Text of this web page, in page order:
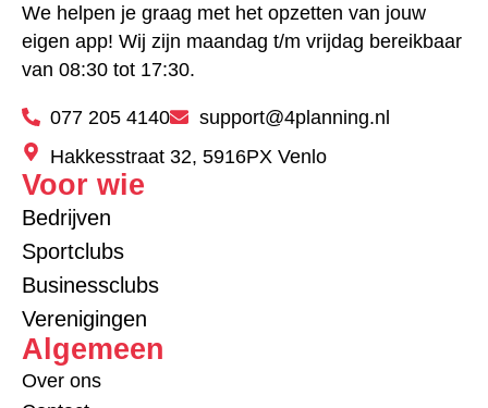
We helpen je graag met het opzetten van jouw
eigen app! Wij zijn maandag t/m vrijdag bereikbaar
van 08:30 tot 17:30.
077 205 4140
support@4planning.nl
Hakkesstraat 32, 5916PX Venlo
Voor wie
Bedrijven
Sportclubs
Businessclubs
Verenigingen
Algemeen
Over ons